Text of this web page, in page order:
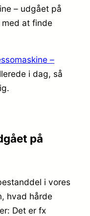
– udgået på
at finde
–
i dag, så
på
i vores
hvad hårde
Det er fx